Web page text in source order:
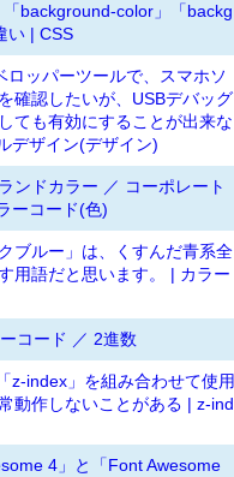
「background-color」「backg
い | CSS
ロッパーツールで、スマホソ
確認したいが、USBデバッグ
ても有効にすることが出来な
デザイン(デザイン)
ンドカラー ／ コーポレート
ーコード(色)
ブルー」は、くすんだ青系全
用語だと思います。 | カラー
コード ／ 2進数
z-index」を組み合わせて使用
動作しないことがある | z-ind
4」と「Font Awesome